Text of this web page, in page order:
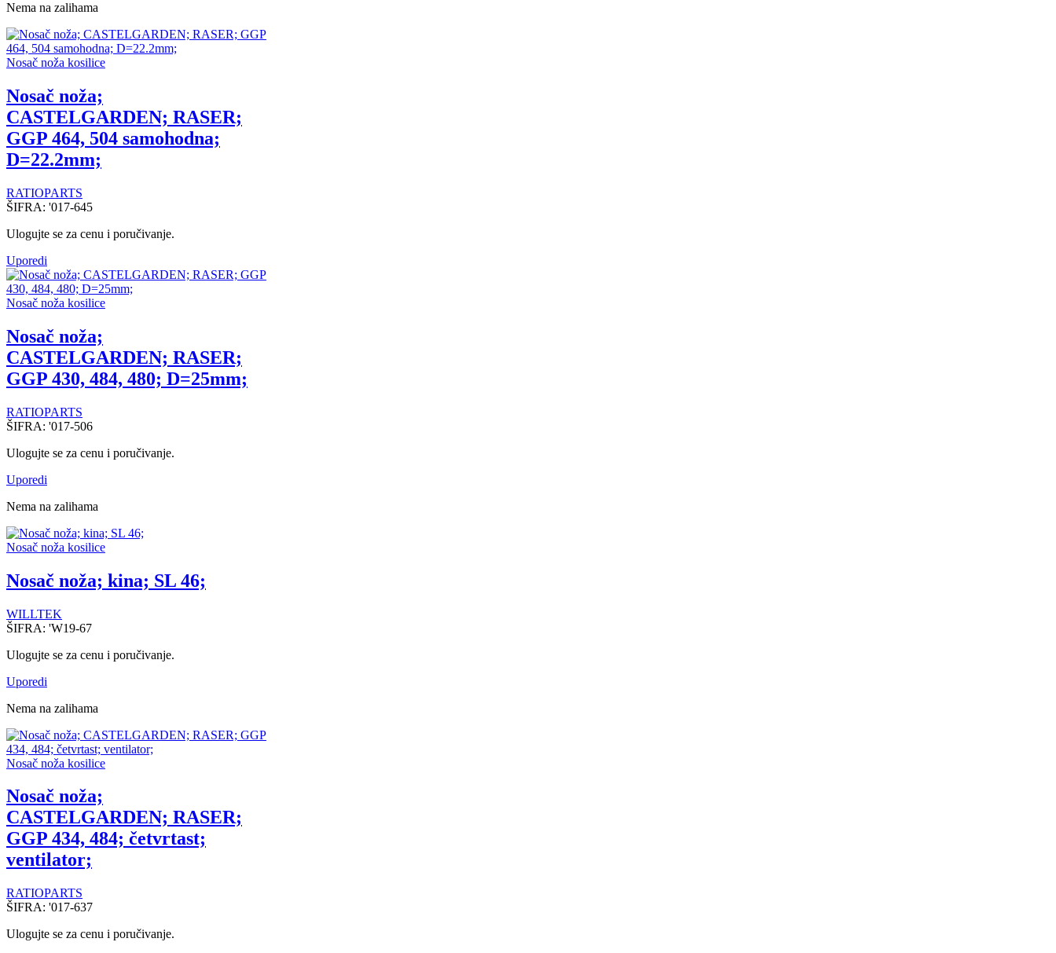
Nema na zalihama
Nosač noža kosilice
Nosač noža;
CASTELGARDEN; RASER;
GGP 464, 504 samohodna;
D=22.2mm;
RATIOPARTS
ŠIFRA: '017-645
Ulogujte se za cenu i poručivanje.
Uporedi
Nosač noža kosilice
Nosač noža;
CASTELGARDEN; RASER;
GGP 430, 484, 480; D=25mm;
RATIOPARTS
ŠIFRA: '017-506
Ulogujte se za cenu i poručivanje.
Uporedi
Nema na zalihama
Nosač noža kosilice
Nosač noža; kina; SL 46;
WILLTEK
ŠIFRA: 'W19-67
Ulogujte se za cenu i poručivanje.
Uporedi
Nema na zalihama
Nosač noža kosilice
Nosač noža;
CASTELGARDEN; RASER;
GGP 434, 484; četvrtast;
ventilator;
RATIOPARTS
ŠIFRA: '017-637
Ulogujte se za cenu i poručivanje.